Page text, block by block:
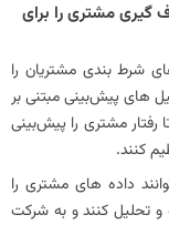
مشتری را برای
شرط‌ بندی مشتریان را
های پیش‌بینی مبتنی بر
مشتری را پیش‌بینی
کنند.
داده‌ های مشتری را
تحلیل کنند و به شرکت‌